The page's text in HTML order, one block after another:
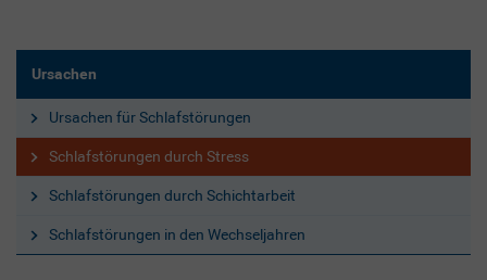
Ursachen
Ursachen für Schlafstörungen
Schlafstörungen durch Stress
Schlafstörungen durch Schichtarbeit
Schlafstörungen in den Wechseljahren